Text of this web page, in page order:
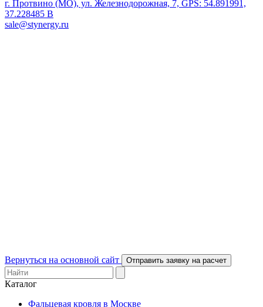
г. Протвино (МО), ул. Железнодорожная, 7, GPS: 54.891991,
37.228485 В
sale@stynergy.ru
Вернуться на основной сайт Отправить заявку на расчет
Каталог
Фальцевая кровля в Москве